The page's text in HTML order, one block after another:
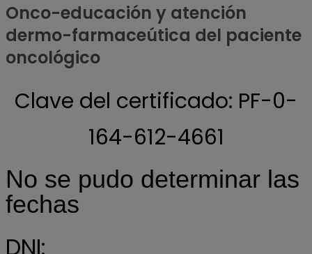
Onco-educación y atención
dermo-farmaceútica del paciente
oncológico
Clave del certificado: PF-0-
164-612-4661
No se pudo determinar las
fechas
DNI: